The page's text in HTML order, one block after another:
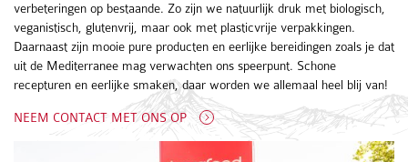
verbeteringen op bestaande. Zo zijn we natuurlijk druk met biologisch,
veganistisch, glutenvrij, maar ook met plasticvrije verpakkingen.
Daarnaast zijn mooie pure producten en eerlijke bereidingen zoals je dat
uit de Mediterranee mag verwachten ons speerpunt. Schone
recepturen en eerlijke smaken, daar worden we allemaal heel blij van!
NEEM CONTACT MET ONS OP